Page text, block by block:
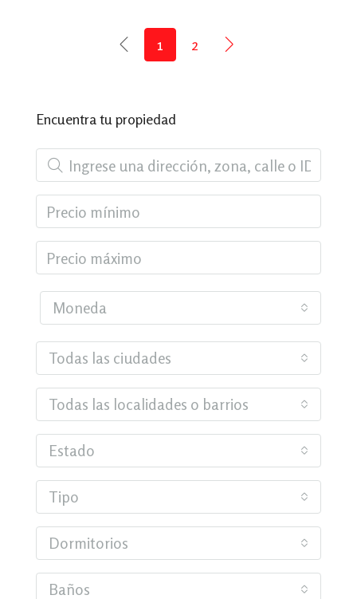
1 2
Encuentra tu propiedad
Moneda
Todas las ciudades
Todas las localidades o barrios
Estado
Tipo
Dormitorios
Baños